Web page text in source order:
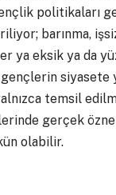
politikaları
barınma,
ya eksik ya da
gençlerin siyasete
temsil
gerçek
olabilir.